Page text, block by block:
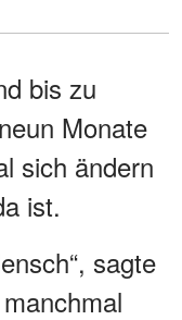
bis zu
Monate
sich ändern
ist.
sagte